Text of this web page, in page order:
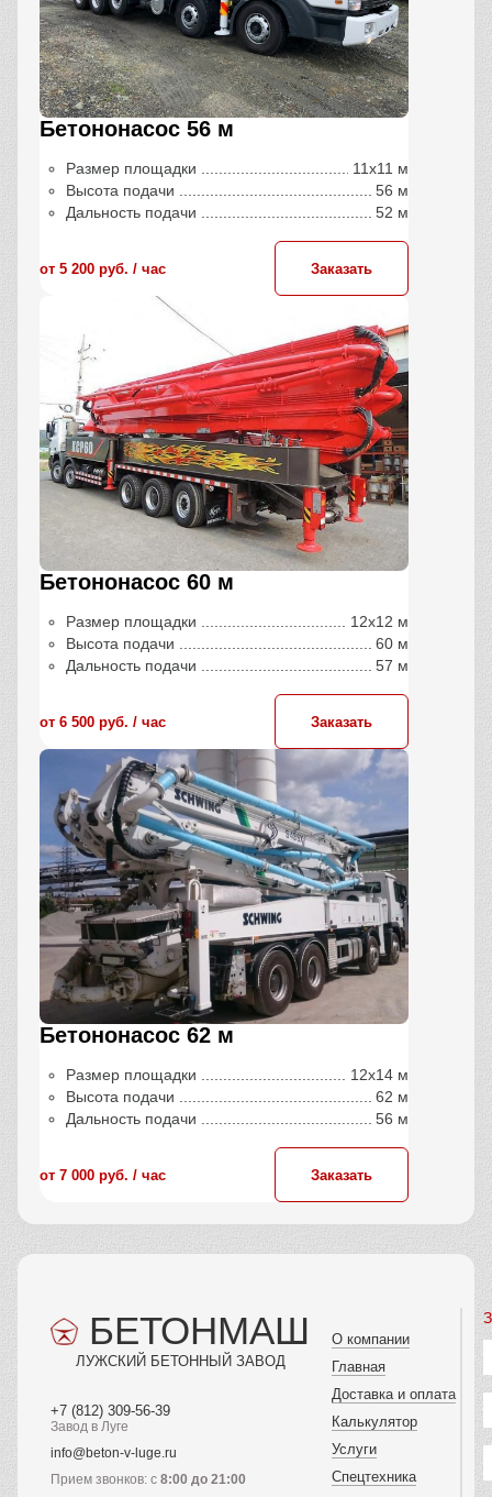
Бетононасос 56 м
Размер площадки
11х11 м
Высота подачи
56 м
Дальность подачи
52 м
от 5 200 руб. / час Заказать
Бетононасос 60 м
Размер площадки
12х12 м
Высота подачи
60 м
Дальность подачи
57 м
от 6 500 руб. / час Заказать
Бетононасос 62 м
Размер площадки
12х14 м
Высота подачи
62 м
Дальность подачи
56 м
от 7 000 руб. / час Заказать
БЕТОНМАШ
ЛУЖСКИЙ БЕТОННЫЙ ЗАВОД
+7 (812) 309-56-39
Завод в Луге
info@beton-v-luge.ru
Прием звонков: с 8:00 до 21:00
О компании
Главная
Доставка и оплата
Калькулятор
Услуги
Спецтехника